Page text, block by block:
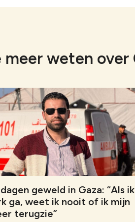
meer weten
geweld in Gaza: “Als ik
ga, weet ik nooit of ik mijn
terugzie”